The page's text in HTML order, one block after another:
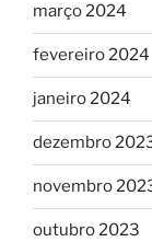
março 2024
fevereiro 2024
janeiro 2024
dezembro
novembro
outubro 2023